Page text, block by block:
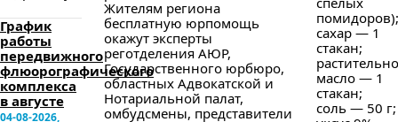
График
работы
передвижного
флюорографического
комплекса
в августе
04-08-2026,
Жителям региона
бесплатную юрпомощь
окажут эксперты
реготделения АЮР,
Государственного юрбюро,
областных Адвокатской и
Нотариальной палат,
омбудсмены, представители
помидоров);
сахар — 1
стакан;
масло — 1
стакан;
соль — 50 г;